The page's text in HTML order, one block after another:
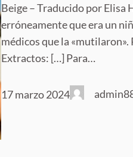
Beige – Traducido por Elisa
erróneamente que era un
médicos que la
Extractos: […] Para…
17 marzo 2024